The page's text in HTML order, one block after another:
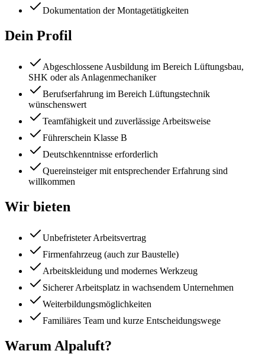
Dokumentation der Montagetätigkeiten
Dein Profil
Abgeschlossene Ausbildung im Bereich Lüftungsbau,
SHK oder als Anlagenmechaniker
Berufserfahrung im Bereich Lüftungstechnik
wünschenswert
Teamfähigkeit und zuverlässige Arbeitsweise
Führerschein Klasse B
Deutschkenntnisse erforderlich
Quereinsteiger mit entsprechender Erfahrung sind
willkommen
Wir bieten
Unbefristeter Arbeitsvertrag
Firmenfahrzeug (auch zur Baustelle)
Arbeitskleidung und modernes Werkzeug
Sicherer Arbeitsplatz in wachsendem Unternehmen
Weiterbildungsmöglichkeiten
Familiäres Team und kurze Entscheidungswege
Warum Alpaluft?